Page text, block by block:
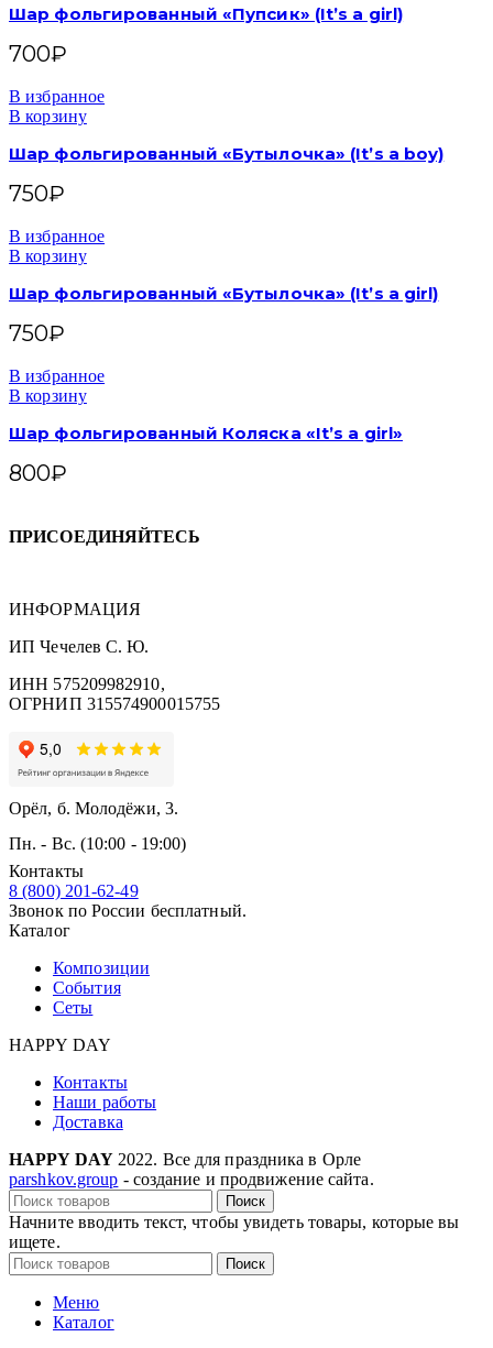
Шар фольгированный «Пупсик» (It’s a girl)
700₽
В избранное
В корзину
Шар фольгированный «Бутылочка» (It’s a boy)
750₽
В избранное
В корзину
Шар фольгированный «Бутылочка» (It’s a girl)
750₽
В избранное
В корзину
Шар фольгированный Коляска «It’s a girl»
800₽
ПРИСОЕДИНЯЙТЕСЬ
ИНФОРМАЦИЯ
ИП Чечелев С. Ю.
ИНН 575209982910,
ОГРНИП 315574900015755
Орёл, б. Молодёжи, 3.
Пн. - Вс. (10:00 - 19:00)
Контакты
8 (800) 201-62-49
Звонок по России бесплатный.
Каталог
Композиции
События
Сеты
HAPPY DAY
Контакты
Наши работы
Доставка
HAPPY DAY 2022. Все для праздника в Орле
parshkov.group - создание и продвижение сайта.
Поиск
Начните вводить текст, чтобы увидеть товары, которые вы
ищете.
Поиск
Меню
Каталог